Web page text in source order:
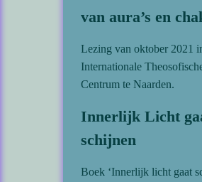
van aura’s en
Lezing van oktober 2021
Internationale
Centrum te Naarden.
Innerlijk Licht
schijnen
Boek ‘Innerlijk licht gaat